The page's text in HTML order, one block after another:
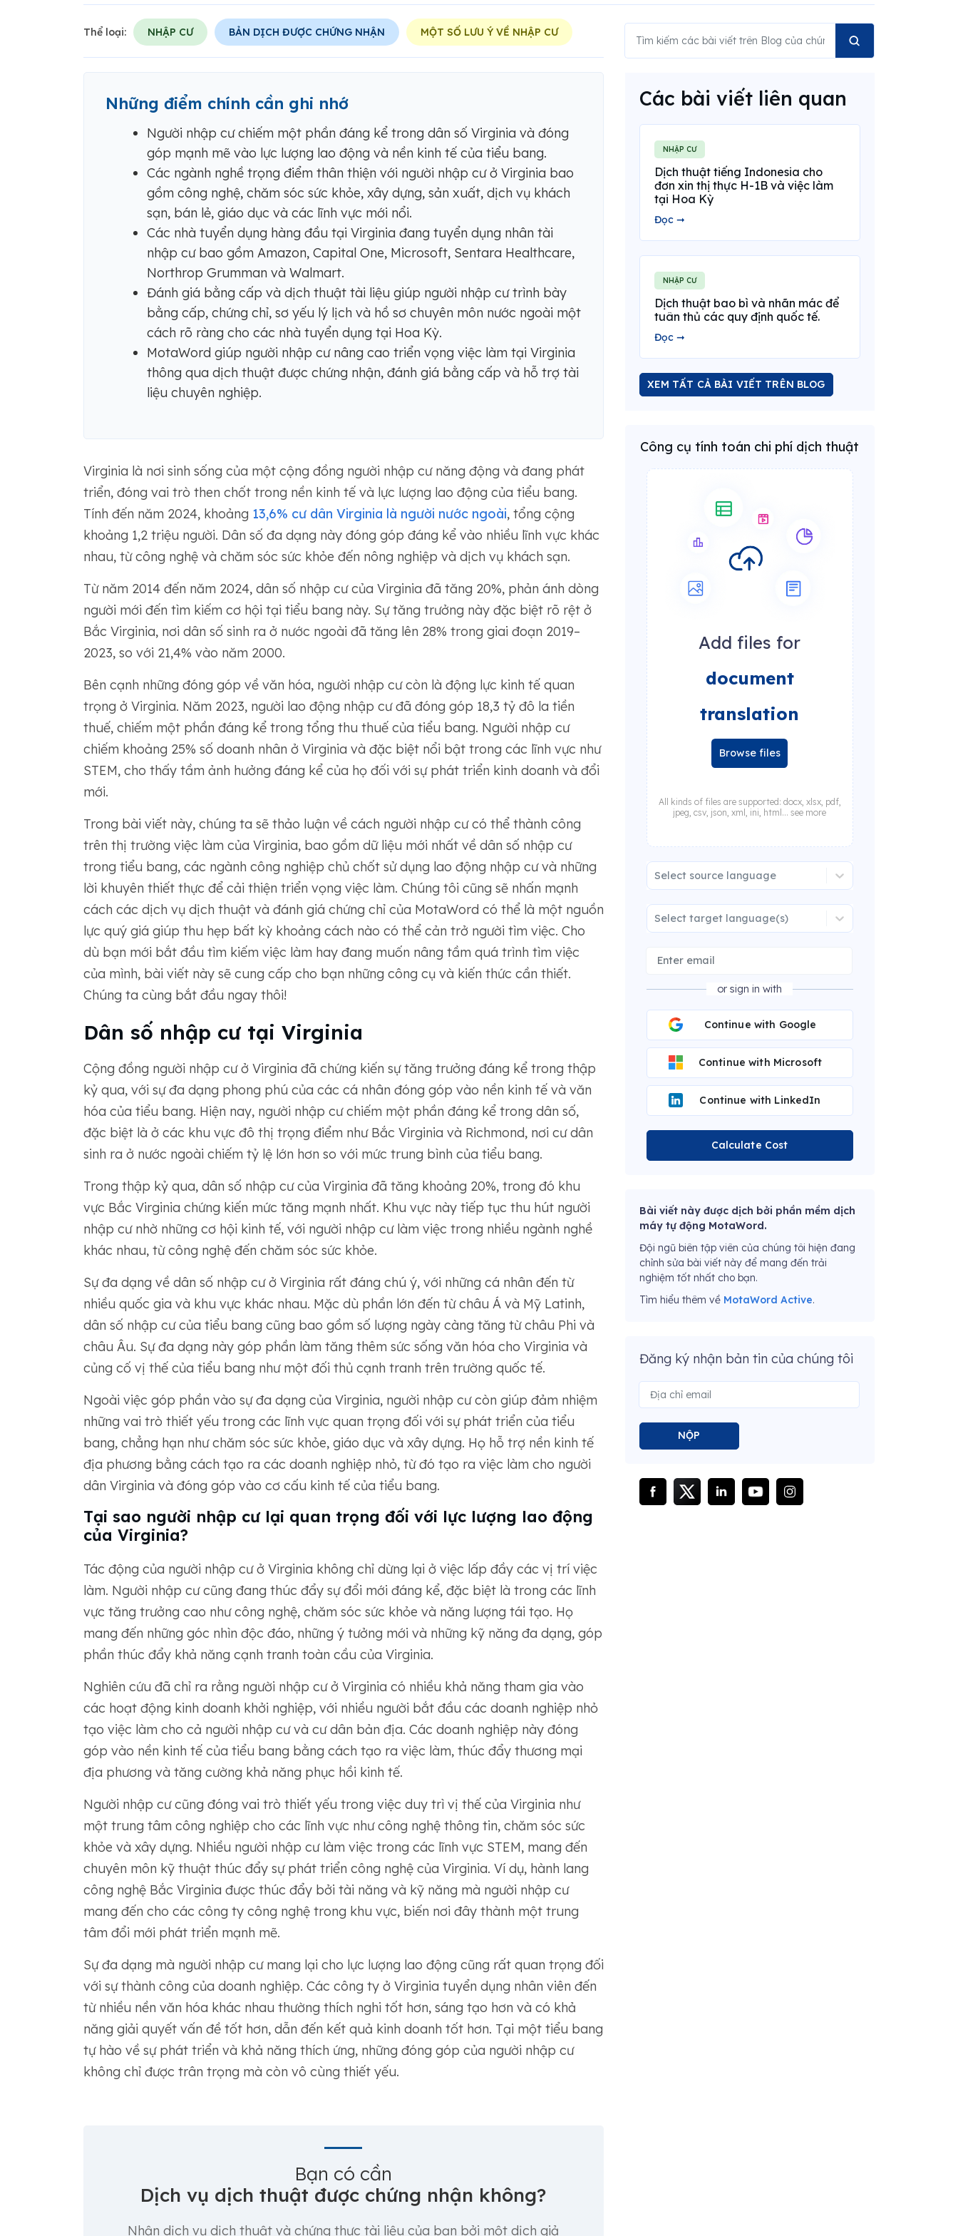
Thể loại: NHẬP CƯ BẢN DỊCH ĐƯỢC CHỨNG NHẬN MỘT SỐ LƯU Ý VỀ NHẬP CƯ
Những điểm chính cần ghi nhớ
Người nhập cư chiếm một phần đáng kể trong dân số Virginia và đóng
góp mạnh mẽ vào lực lượng lao động và nền kinh tế của tiểu bang.
Các ngành nghề trọng điểm thân thiện với người nhập cư ở Virginia bao
gồm công nghệ, chăm sóc sức khỏe, xây dựng, sản xuất, dịch vụ khách
sạn, bán lẻ, giáo dục và các lĩnh vực mới nổi.
Các nhà tuyển dụng hàng đầu tại Virginia đang tuyển dụng nhân tài
nhập cư bao gồm Amazon, Capital One, Microsoft, Sentara Healthcare,
Northrop Grumman và Walmart.
Đánh giá bằng cấp và dịch thuật tài liệu giúp người nhập cư trình bày
bằng cấp, chứng chỉ, sơ yếu lý lịch và hồ sơ chuyên môn nước ngoài một
cách rõ ràng cho các nhà tuyển dụng tại Hoa Kỳ.
MotaWord giúp người nhập cư nâng cao triển vọng việc làm tại Virginia
thông qua dịch thuật được chứng nhận, đánh giá bằng cấp và hỗ trợ tài
liệu chuyên nghiệp.
Virginia là nơi sinh sống của một cộng đồng người nhập cư năng động và đang phát
triển, đóng vai trò then chốt trong nền kinh tế và lực lượng lao động của tiểu bang.
Tính đến năm 2024, khoảng 13,6% cư dân Virginia là người nước ngoài, tổng cộng
khoảng 1,2 triệu người. Dân số đa dạng này đóng góp đáng kể vào nhiều lĩnh vực khác
nhau, từ công nghệ và chăm sóc sức khỏe đến nông nghiệp và dịch vụ khách sạn.
Từ năm 2014 đến năm 2024, dân số nhập cư của Virginia đã tăng 20%, phản ánh dòng
người mới đến tìm kiếm cơ hội tại tiểu bang này. Sự tăng trưởng này đặc biệt rõ rệt ở
Bắc Virginia, nơi dân số sinh ra ở nước ngoài đã tăng lên 28% trong giai đoạn 2019–
2023, so với 21,4% vào năm 2000.
Bên cạnh những đóng góp về văn hóa, người nhập cư còn là động lực kinh tế quan
trọng ở Virginia. Năm 2023, người lao động nhập cư đã đóng góp 18,3 tỷ đô la tiền
thuế, chiếm một phần đáng kể trong tổng thu thuế của tiểu bang. Người nhập cư
chiếm khoảng 25% số doanh nhân ở Virginia và đặc biệt nổi bật trong các lĩnh vực như
STEM, cho thấy tầm ảnh hưởng đáng kể của họ đối với sự phát triển kinh doanh và đổi
mới.
Trong bài viết này, chúng ta sẽ thảo luận về cách người nhập cư có thể thành công
trên thị trường việc làm của Virginia, bao gồm dữ liệu mới nhất về dân số nhập cư
trong tiểu bang, các ngành công nghiệp chủ chốt sử dụng lao động nhập cư và những
lời khuyên thiết thực để cải thiện triển vọng việc làm. Chúng tôi cũng sẽ nhấn mạnh
cách các dịch vụ dịch thuật và đánh giá chứng chỉ của MotaWord có thể là một nguồn
lực quý giá giúp thu hẹp bất kỳ khoảng cách nào có thể cản trở người tìm việc. Cho
dù bạn mới bắt đầu tìm kiếm việc làm hay đang muốn nâng tầm quá trình tìm việc
của mình, bài viết này sẽ cung cấp cho bạn những công cụ và kiến ​​thức cần thiết.
Chúng ta cùng bắt đầu ngay thôi!
Dân số nhập cư tại Virginia
Cộng đồng người nhập cư ở Virginia đã chứng kiến ​​sự tăng trưởng đáng kể trong thập
kỷ qua, với sự đa dạng phong phú của các cá nhân đóng góp vào nền kinh tế và văn
hóa của tiểu bang. Hiện nay, người nhập cư chiếm một phần đáng kể trong dân số,
đặc biệt là ở các khu vực đô thị trọng điểm như Bắc Virginia và Richmond, nơi cư dân
sinh ra ở nước ngoài chiếm tỷ lệ lớn hơn so với mức trung bình của tiểu bang.
Trong thập kỷ qua, dân số nhập cư của Virginia đã tăng khoảng 20%, trong đó khu
vực Bắc Virginia chứng kiến ​​mức tăng mạnh nhất. Khu vực này tiếp tục thu hút người
nhập cư nhờ những cơ hội kinh tế, với người nhập cư làm việc trong nhiều ngành nghề
khác nhau, từ công nghệ đến chăm sóc sức khỏe.
Sự đa dạng về dân số nhập cư ở Virginia rất đáng chú ý, với những cá nhân đến từ
nhiều quốc gia và khu vực khác nhau. Mặc dù phần lớn đến từ châu Á và Mỹ Latinh,
dân số nhập cư của tiểu bang cũng bao gồm số lượng ngày càng tăng từ châu Phi và
châu Âu. Sự đa dạng này góp phần làm tăng thêm sức sống văn hóa cho Virginia và
củng cố vị thế của tiểu bang như một đối thủ cạnh tranh trên trường quốc tế.
Ngoài việc góp phần vào sự đa dạng của Virginia, người nhập cư còn giúp đảm nhiệm
những vai trò thiết yếu trong các lĩnh vực quan trọng đối với sự phát triển của tiểu
bang, chẳng hạn như chăm sóc sức khỏe, giáo dục và xây dựng. Họ hỗ trợ nền kinh tế
địa phương bằng cách tạo ra các doanh nghiệp nhỏ, từ đó tạo ra việc làm cho người
dân Virginia và đóng góp vào cơ cấu kinh tế của tiểu bang.
Tại sao người nhập cư lại quan trọng đối với lực lượng lao động
của Virginia?
Tác động của người nhập cư ở Virginia không chỉ dừng lại ở việc lấp đầy các vị trí việc
làm. Người nhập cư cũng đang thúc đẩy sự đổi mới đáng kể, đặc biệt là trong các lĩnh
vực tăng trưởng cao như công nghệ, chăm sóc sức khỏe và năng lượng tái tạo. Họ
mang đến những góc nhìn độc đáo, những ý tưởng mới và những kỹ năng đa dạng, góp
phần thúc đẩy khả năng cạnh tranh toàn cầu của Virginia.
Nghiên cứu đã chỉ ra rằng người nhập cư ở Virginia có nhiều khả năng tham gia vào
các hoạt động kinh doanh khởi nghiệp, với nhiều người bắt đầu các doanh nghiệp nhỏ
tạo việc làm cho cả người nhập cư và cư dân bản địa. Các doanh nghiệp này đóng
góp vào nền kinh tế của tiểu bang bằng cách tạo ra việc làm, thúc đẩy thương mại
địa phương và tăng cường khả năng phục hồi kinh tế.
Người nhập cư cũng đóng vai trò thiết yếu trong việc duy trì vị thế của Virginia như
một trung tâm công nghiệp cho các lĩnh vực như công nghệ thông tin, chăm sóc sức
khỏe và xây dựng. Nhiều người nhập cư làm việc trong các lĩnh vực STEM, mang đến
chuyên môn kỹ thuật thúc đẩy sự phát triển công nghệ của Virginia. Ví dụ, hành lang
công nghệ Bắc Virginia được thúc đẩy bởi tài năng và kỹ năng mà người nhập cư
mang đến cho các công ty công nghệ trong khu vực, biến nơi đây thành một trung
tâm đổi mới phát triển mạnh mẽ.
Sự đa dạng mà người nhập cư mang lại cho lực lượng lao động cũng rất quan trọng đối
với sự thành công của doanh nghiệp. Các công ty ở Virginia tuyển dụng nhân viên đến
từ nhiều nền văn hóa khác nhau thường thích nghi tốt hơn, sáng tạo hơn và có khả
năng giải quyết vấn đề tốt hơn, dẫn đến kết quả kinh doanh tốt hơn. Tại một tiểu bang
tự hào về sự phát triển và khả năng thích ứng, những đóng góp của người nhập cư
không chỉ được trân trọng mà còn vô cùng thiết yếu.
Bạn có cần
Dịch vụ dịch thuật được chứng nhận không?
Nhận dịch vụ dịch thuật và chứng thực tài liệu của bạn bởi một dịch giả
Các bài viết liên quan
NHẬP CƯ
Dịch thuật tiếng Indonesia cho
đơn xin thị thực H-1B và việc làm
tại Hoa Kỳ
Đọc ➞
NHẬP CƯ
Dịch thuật bao bì và nhãn mác để
tuân thủ các quy định quốc tế.
Đọc ➞
XEM TẤT CẢ BÀI VIẾT TRÊN BLOG
Công cụ tính toán chi phí dịch thuật
Add files for
document
translation
Browse files
All kinds of files are supported: docx, xlsx, pdf,
jpeg, csv, json, xml, ini, html... see more
Select source language
Select target language(s)
or sign in with
Continue with Google
Continue with Microsoft
Continue with LinkedIn
Calculate Cost
Bài viết này được dịch bởi phần mềm dịch
máy tự động MotaWord.
Đội ngũ biên tập viên của chúng tôi hiện đang
chỉnh sửa bài viết này để mang đến trải
nghiệm tốt nhất cho bạn.
Tìm hiểu thêm về MotaWord Active.
Đăng ký nhận bản tin của chúng tôi
NỘP